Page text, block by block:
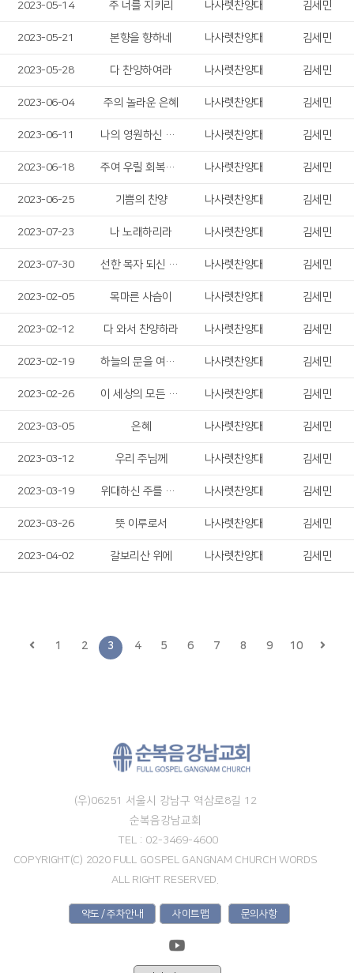
2023-05-14 주 너를 지키리 나사렛찬양대 김세민
2023-05-21 본향을 향하네 나사렛찬양대 김세민
2023-05-28 다 찬양하여라 나사렛찬양대 김세민
2023-06-04 주의 놀라운 은혜 나사렛찬양대 김세민
2023-06-11 나의 영원하신 기업 나사렛찬양대 김세민
2023-06-18 주여 우릴 회복시켜 주소서 나사렛찬양대 김세민
2023-06-25 기쁨의 찬양 나사렛찬양대 김세민
2023-07-23 나 노래하리라 나사렛찬양대 김세민
2023-07-30 선한 목자 되신 우리 주 나사렛찬양대 김세민
2023-02-05 목마른 사슴이 나사렛찬양대 김세민
2023-02-12 다 와서 찬양하라 나사렛찬양대 김세민
2023-02-19 하늘의 문을 여소서 나사렛찬양대 김세민
2023-02-26 이 세상의 모든 죄를 나사렛찬양대 김세민
2023-03-05 은혜 나사렛찬양대 김세민
2023-03-12 우리 주님께 나사렛찬양대 김세민
2023-03-19 위대하신 주를 찬양 나사렛찬양대 김세민
2023-03-26 뜻 이루로서 나사렛찬양대 김세민
2023-04-02 갈보리산 위에 나사렛찬양대 김세민
1 2 3 4 5 6 7 8 9 10
(우)06251 서울시 강남구 역삼로8길 12
순복음강남교회
TEL : 02-3469-4600
COPYRIGHT(C) 2020 FULL GOSPEL GANGNAM CHURCH WORDS
ALL RIGHT RESERVED.
약도 / 주차안내 사이트맵 문의사항